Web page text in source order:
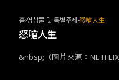
홈 영상물 및 특별주제 怒嗆人生
怒嗆人生
&nbsp;（圖片來源：